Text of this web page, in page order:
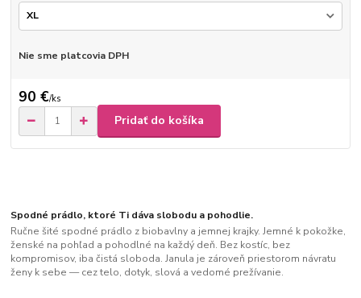
Nie sme platcovia DPH
90 €/ks
Pridať do košíka
Spodné prádlo, ktoré Ti dáva slobodu a pohodlie.
Ručne šité spodné prádlo z biobavlny a jemnej krajky. Jemné k pokožke,
ženské na pohľad a pohodlné na každý deň. Bez kostíc, bez
kompromisov, iba čistá sloboda. Janula je zároveň priestorom návratu
ženy k sebe — cez telo, dotyk, slová a vedomé prežívanie.